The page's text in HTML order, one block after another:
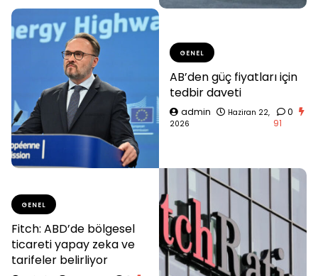
GENEL
AB’den güç fiyatları için
tedbir daveti
admin
Haziran 22,
2026
0
91
GENEL
Fitch: ABD’de bölgesel
ticareti yapay zeka ve
tarifeler belirliyor